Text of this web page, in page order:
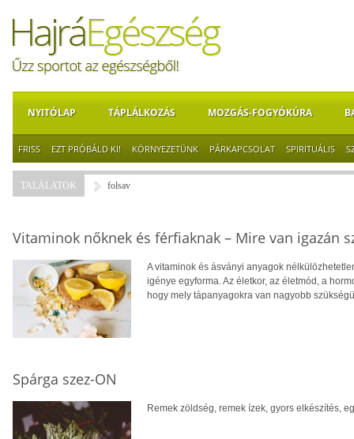
NYITÓLAP TÁPLÁLKOZÁS MOZGÁS-FOGYÓKÚRA
FRISS EZT PRÓBÁLD KI! KÖRNYEZETÜNK PÁRKAPCSOLAT SPIRITUÁLIS
TALÁLATOK folsav
Vitaminok nőknek és férfiaknak – Mire van igazán
A vitaminok és ásványi anyagok
igénye egyforma. Az életkor, az életmód, a
hogy mely tápanyagokra van nagyobb
Spárga szez-ON
Remek zöldség, remek ízek, gyors elkészítés,